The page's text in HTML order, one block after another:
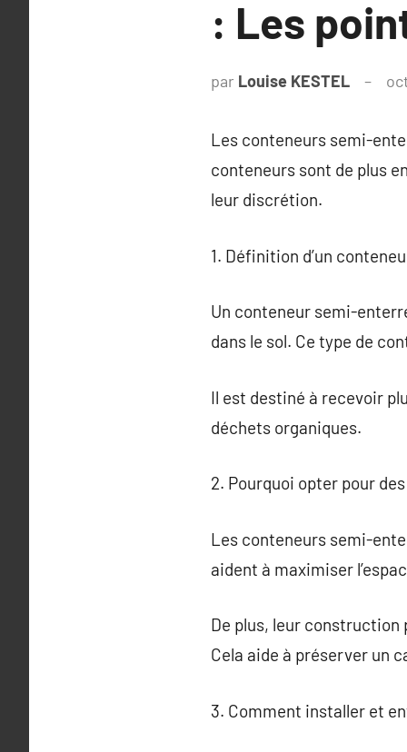
: Les
par Louise KESTEL
Les conteneurs semi-
conteneurs sont de plus
leur discrétion.
1. Définition d’un
Un conteneur semi-
dans le sol. Ce type de
Il est destiné à recevoir
déchets organiques.
2. Pourquoi opter pour
Les conteneurs semi-
aident à maximiser
De plus, leur construction
Cela aide à préserver un
3. Comment installer et